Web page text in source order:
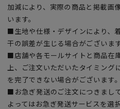
加減により、実際の商品と掲載画
います。
■生地や仕様・デザインにより、
干の誤差が生じる場合がございま
■店舗や各モールサイトと商品在
上、ご注文いただいたタイミング
を完了できない場合がございます
■お急ぎ発送のご注文につきまし
よってはお急ぎ発送サービスを選